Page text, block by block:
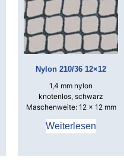
Nylon 210/36 12×12
1,4 mm nylon
knotenlos, schwarz
Maschenweite: 12 x 12 mm
Weiterlesen